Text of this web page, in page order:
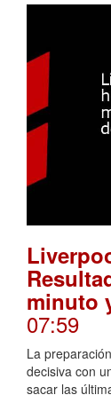
minuto
07:59
La
decisiva con
sacar las